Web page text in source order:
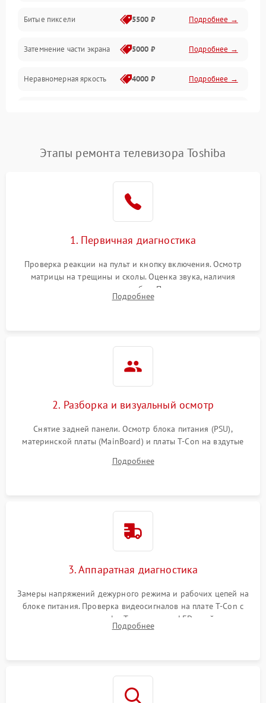
Механические повреждения
Программное обеспечение
Сеть и подключения
Битые пиксели 5500 ₽ Подробнее →
Затемнение части экрана 5000 ₽ Подробнее →
Неравномерная яркость 4000 ₽ Подробнее →
Этапы ремонта телевизора Toshiba
1. Первичная диагностика
Проверка реакции на пульт и кнопку включения. Осмотр
матрицы на трещины и сколы. Оценка звука, наличия
подсветки и индикаторов ошибок. Подключение тестовых
источников сигнала для выявления симптомов поломки.
Подробнее
2. Разборка и визуальный осмотр
Снятие задней панели. Осмотр блока питания (PSU),
материнской платы (MainBoard) и платы T-Con на вздутые
Проверка надежности фиксации и целостности шлейфов.
Подробнее
3. Аппаратная диагностика
Замеры напряжений дежурного режима и рабочих цепей на
блоке питания. Проверка видеосигналов на плате T-Con с
помощью осциллографа. Тестирование LED-драйвера и
светодиодных планок подсветки мультиметром.
Подробнее